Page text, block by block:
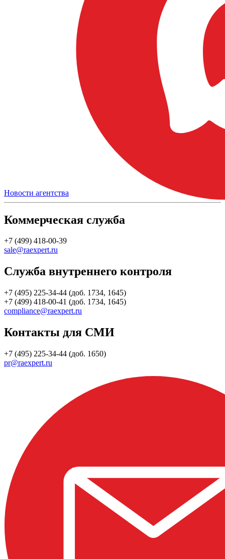
Новости агентства
Коммерческая служба
+7 (499) 418-00-39
sale@raexpert.ru
Служба внутреннего контроля
+7 (495) 225-34-44 (доб. 1734, 1645)
+7 (499) 418-00-41 (доб. 1734, 1645)
compliance@raexpert.ru
Контакты для СМИ
+7 (495) 225-34-44 (доб. 1650)
pr@raexpert.ru